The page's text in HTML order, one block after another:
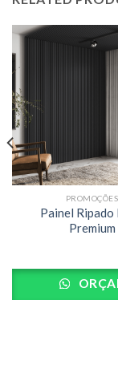
PROMOÇÕES
Painel Ripado
Premium